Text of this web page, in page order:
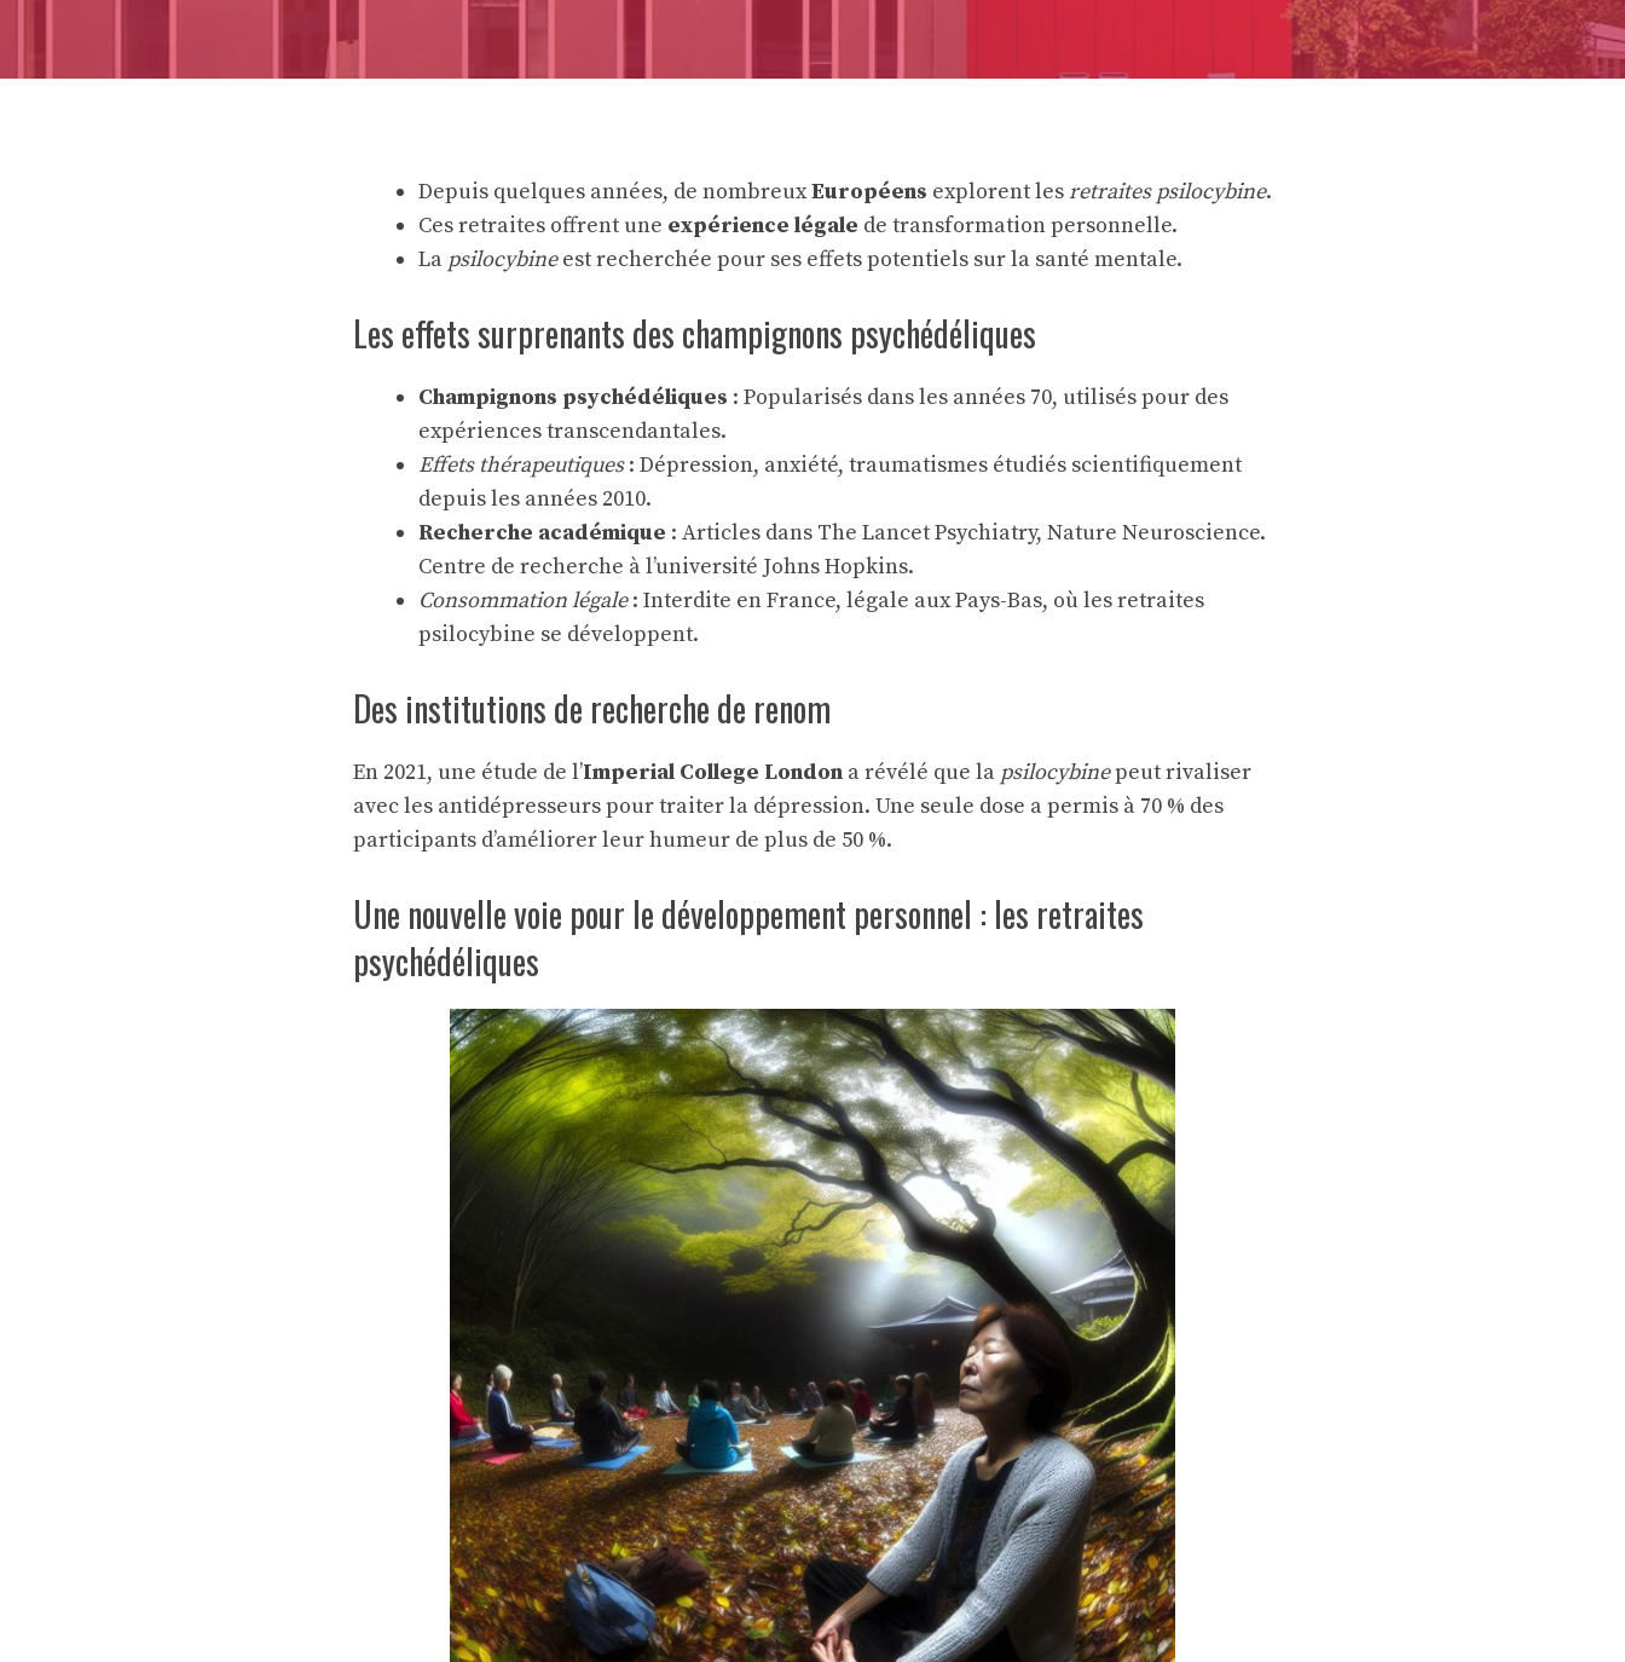
Depuis quelques années, de nombreuxEuropéens explorent les retraites psilocybine.
Ces retraites offrent une expérience légale de transformation personnelle.
La psilocybineest recherchée pour ses effets potentiels sur la santé mentale.
Les effets surprenants des champignons psychédéliques
Champignons psychédéliques : Popularisés dans les années 70, utilisés pour des
expériences transcendantales.
Effets thérapeutiques: Dépression, anxiété, traumatismes étudiés scientifiquement
depuis les années 2010.
Recherche académique : Articles dans The Lancet Psychiatry, Nature Neuroscience.
Centre de recherche à l’université Johns Hopkins.
Consommation légale: Interdite en France, légale aux Pays-Bas, où les retraites
psilocybine se développent.
Des institutions de recherche de renom
En 2021, une étude de l’Imperial College London a révélé que la psilocybinepeut rivaliser
avec les antidépresseurs pour traiter la dépression. Une seule dose a permis à 70 % des
participants d’améliorer leur humeur de plus de 50 %.
Une nouvelle voie pour le développement personnel : les retraites
psychédéliques